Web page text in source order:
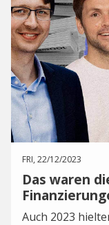
FRI, 22/12/2023
Das waren
Auch 2023